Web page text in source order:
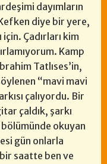
dayımların
diye bir yere,
Çadırları kim
Kamp
Tatlıses’in,
“mavi mavi
çalıyordu. Bir
çaldık, şarkı
okuyan
gün onlarla
saatte ben ve